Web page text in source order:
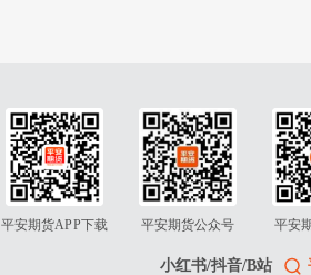
平安期货APP下载 平安期货公众号 平安
小红书/抖音/B站